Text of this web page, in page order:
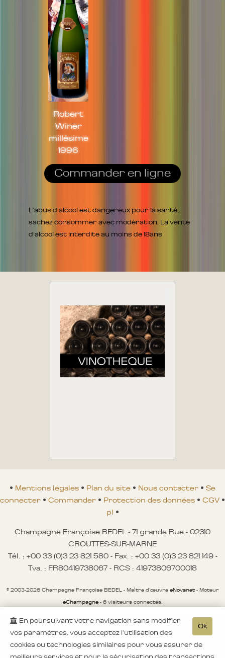
Robert
Winer
millésime
1996
Commander en ligne
L'abus d'alcool est dangereux pour la santé,
sachez consommer avec modération. La vente
d'alcool est interdite au moins de 18ans
• Mentions légales • Plan du site • Nous contacter • Se
connecter • Commander • Protection des données • CGV •
pl •
Champagne Françoise BEDEL - 71 grande Rue - 02310
CROUTTES-SUR-MARNE
Tél. : +00 33 (0)3 23 821 580 - Fax. : +00 33 (0)3 23 821 149 -
Tva. : FR80419738067 - RCS : 41973806700018
© 2003-2026 Champagne Françoise BEDEL - Maître d'œuvre eNovanet- Moteur
eChampagne- 6 visiteurs connectés.
Avertissement sécurité
A aucun moment nous ne proposons des achats
de bons de réduction ou des remises
Ok
En poursuivant votre navigation sans modifier
vos paramètres, vous acceptez l'utilisation des
cookies ou technologies similaires pour vous assurer de